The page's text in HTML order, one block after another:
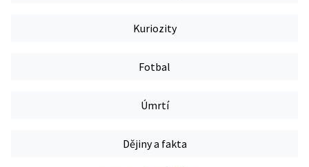
Kuriozity
Fotbal
Úmrtí
Dějiny a fakta